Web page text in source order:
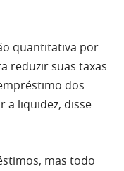
quantitativa por
reduzir suas taxas
dos
a liquidez, disse
mas todo